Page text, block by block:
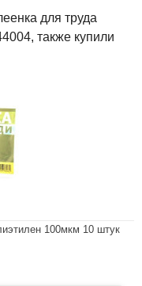
для труда
также купили
100мкм 10 штук